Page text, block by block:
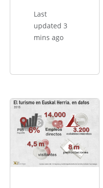
Last
updated 3
mins ago